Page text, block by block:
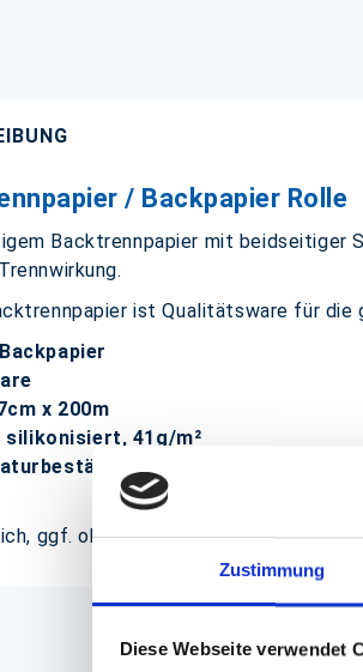
Zustimmung
Diese Webseite verwendet
/ Backpapier Rolle
Backtrennpapier mit beidseitiger
ist Qualitätsware für die
x 200m
41g/m²
bis 220°C
ggf. ohne Dekoration; die Farben